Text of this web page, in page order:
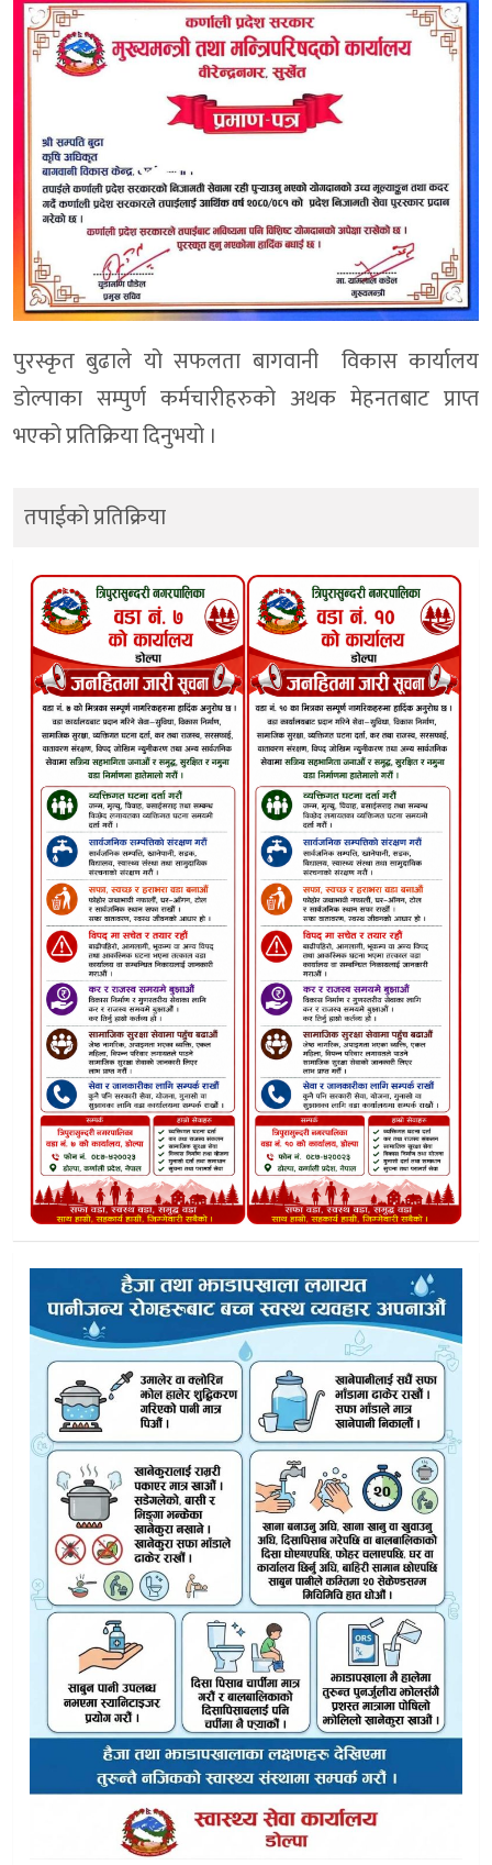
पुरस्कृत बुढाले यो सफलता बागवानी विकास कार्यालय
डाेल्पाका सम्पुर्ण कर्मचारीहरुको अथक मेहनतबाट प्राप्त
भएको प्रतिक्रिया दिनुभयो ।
तपाईको प्रतिक्रिया